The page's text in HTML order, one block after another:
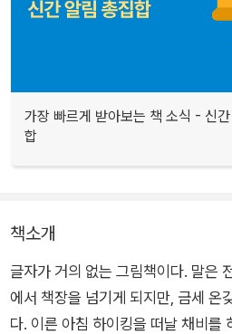
가장 빠르게 받아보는 책 소식 - 신
합
책소개
글자가 거의 없는 그림책이다. 말은
에서 책장을 넘기게 되지만, 금세 온
다. 이른 아침 하이킹을 떠날 채비를